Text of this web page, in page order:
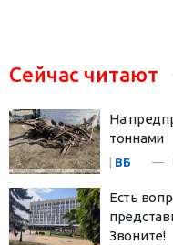
Сейчас читают
На
тоннами
| ВБ
Есть
Звоните!